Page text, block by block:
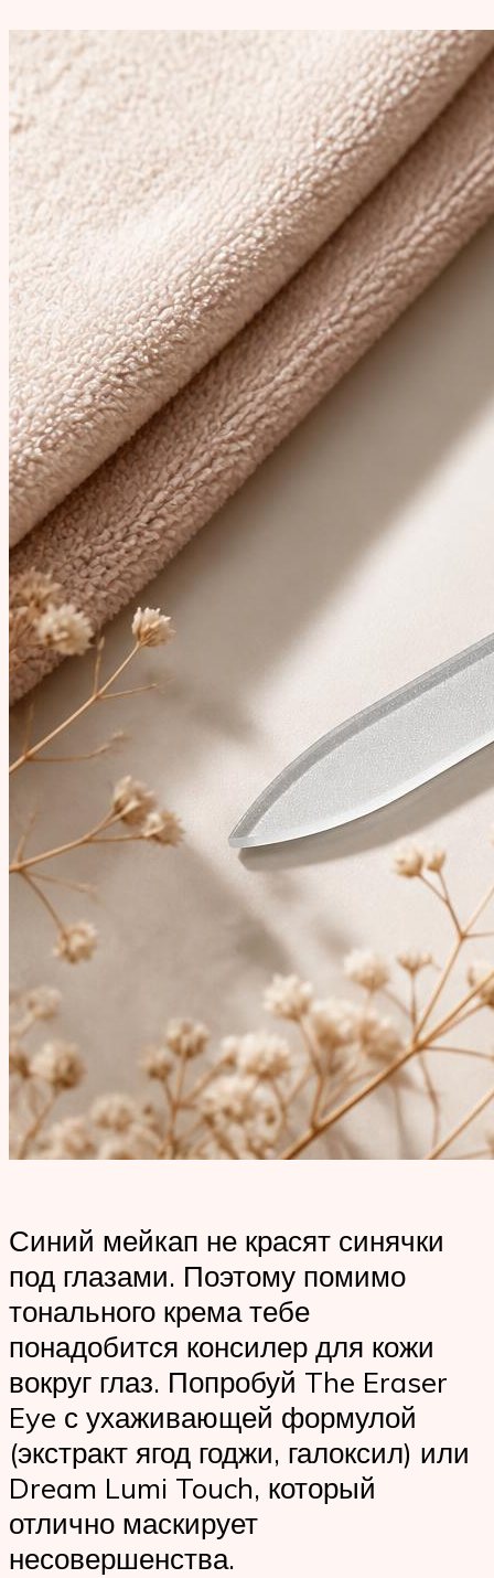
Синий мейкап не красят синячки
под глазами. Поэтому помимо
тонального крема тебе
понадобится консилер для кожи
вокруг глаз. Попробуй The Eraser
Eye с ухаживающей формулой
(экстракт ягод годжи, галоксил) или
Dream Lumi Touch, который
отлично маскирует
несовершенства.